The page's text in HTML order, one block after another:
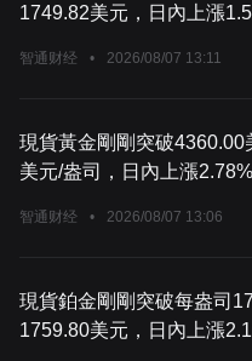
1749.82美元，日內上漲
智通财经 • 2026/08/07 13:11
現貨黃金剛剛突破
美元/盎司，日內上漲
智通财经 • 2026/08/07 13:06
現貨鉑金剛剛突破每盎司
1759.80美元，日內上漲